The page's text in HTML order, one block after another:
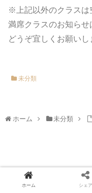
※上記以外のクラスは
満席クラスのお知らせ
どうぞ宜しくお願いし
未分類
ホーム 未分類
Copyright © 2019
ホーム シェア